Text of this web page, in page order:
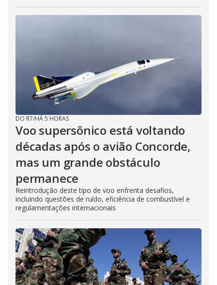
DO R7/HÁ 5 HORAS
Voo supersônico está voltando
décadas após o avião Concorde,
mas um grande obstáculo
permanece
Reintrodução deste tipo de voo enfrenta desafios,
incluindo questões de ruído, eficiência de combustível e
regulamentações internacionais